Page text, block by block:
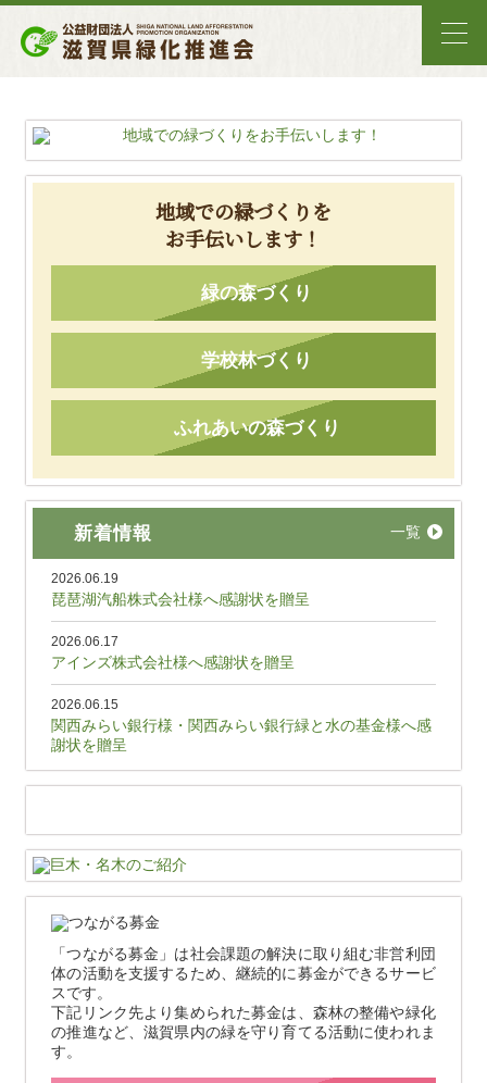
地域での緑づくりを
お手伝いします！
緑の森づくり
学校林づくり
ふれあいの森づくり
新着情報 一覧
2026.06.19
琵琶湖汽船株式会社様へ感謝状を贈呈
2026.06.17
アインズ株式会社様へ感謝状を贈呈
2026.06.15
関西みらい銀行様・関西みらい銀行緑と水の基金様へ感
謝状を贈呈
「つながる募金」は社会課題の解決に取り組む非営利団
体の活動を支援するため、継続的に募金ができるサービ
スです。
下記リンク先より集められた募金は、森林の整備や緑化
の推進など、滋賀県内の緑を守り育てる活動に使われま
す。